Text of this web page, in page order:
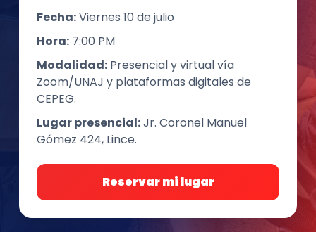
Fecha:Viernes 10 de julio
Hora: 7:00 PM
Modalidad: Presencial y virtual vía
Zoom/UNAJ y plataformas digitales de
CEPEG.
Lugar presencial:Jr. Coronel Manuel
Gómez 424, Lince.
Reservar mi lugar